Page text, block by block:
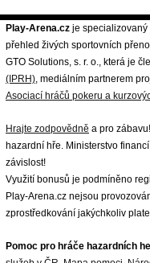
Play-Arena.cz je specializovaný
přehled živých sportovních
GTO Solutions, s. r. o., která je
(IPRH), mediálním partnerem
Asociací hráčů pokeru a
Hrajte zodpovědně a pro
hazardní hře. Ministerstvo
závislost!
Využití bonusů je podmíněno
Play-Arena.cz nejsou
zprostředkování jakýchkoliv
Pomoc pro hráče hazardních